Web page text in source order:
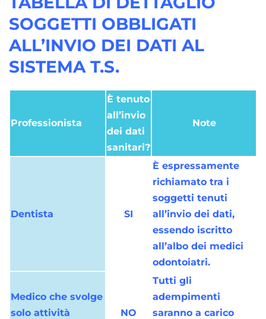
SOGGETTI OBBLIGATI
ALL’INVIO DEI DATI AL
SISTEMA T.S.
Professionista
È tenuto
all’invio
dei dati
sanitari?
Note
Dentista SI
È espressamente
richiamato tra i
soggetti tenuti
all’invio dei dati,
essendo iscritto
all’albo dei medici
odontoiatri.
Medico che svolge
solo attività
NO
Tutti gli
adempimenti
saranno a carico